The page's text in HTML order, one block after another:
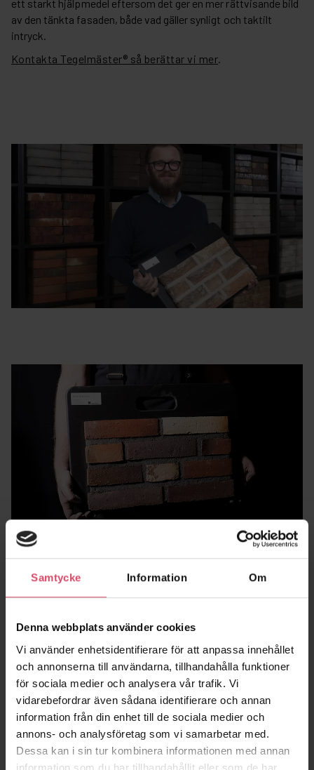
Samtycke Information Om
Denna webbplats använder cookies
Vi använder enhetsidentifierare för att anpassa innehållet
och annonserna till användarna, tillhandahålla funktioner
för sociala medier och analysera vår trafik. Vi
vidarebefordrar även sådana identifierare och annan
information från din enhet till de sociala medier och
annons- och analysföretag som vi samarbetar med.
Dessa kan i sin tur kombinera informationen med annan
information som du har tillhandahållit eller som de har
ett starkt hjälpmedel eftersom det ger en mer rättvisande bild
av den tänkta fasaden, både vad gäller synligt och taktilt
intryck.
Kontakta Tegelmäster® så berättar vi mer.